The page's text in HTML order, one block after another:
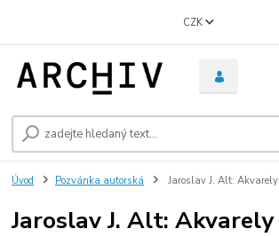
CZK
Úvod Pozvánka autorská Jaroslav J. Alt: Akvarely
Jaroslav J. Alt: Akvarely